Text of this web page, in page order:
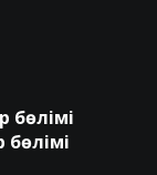
бөлімі